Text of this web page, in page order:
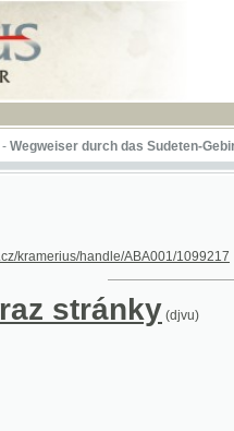
durch das Sudeten-Gebirge(1/722)
handle/ABA001/1099217
stránky